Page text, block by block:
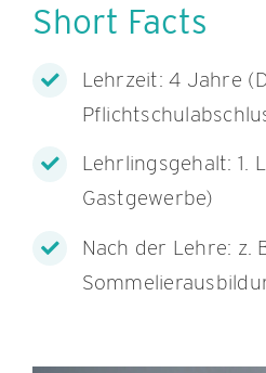
Short Facts
Lehrzeit: 4 Jahre
Lehrlingsgehalt: 1.
Gastgewerbe)
Nach der Lehre: z.